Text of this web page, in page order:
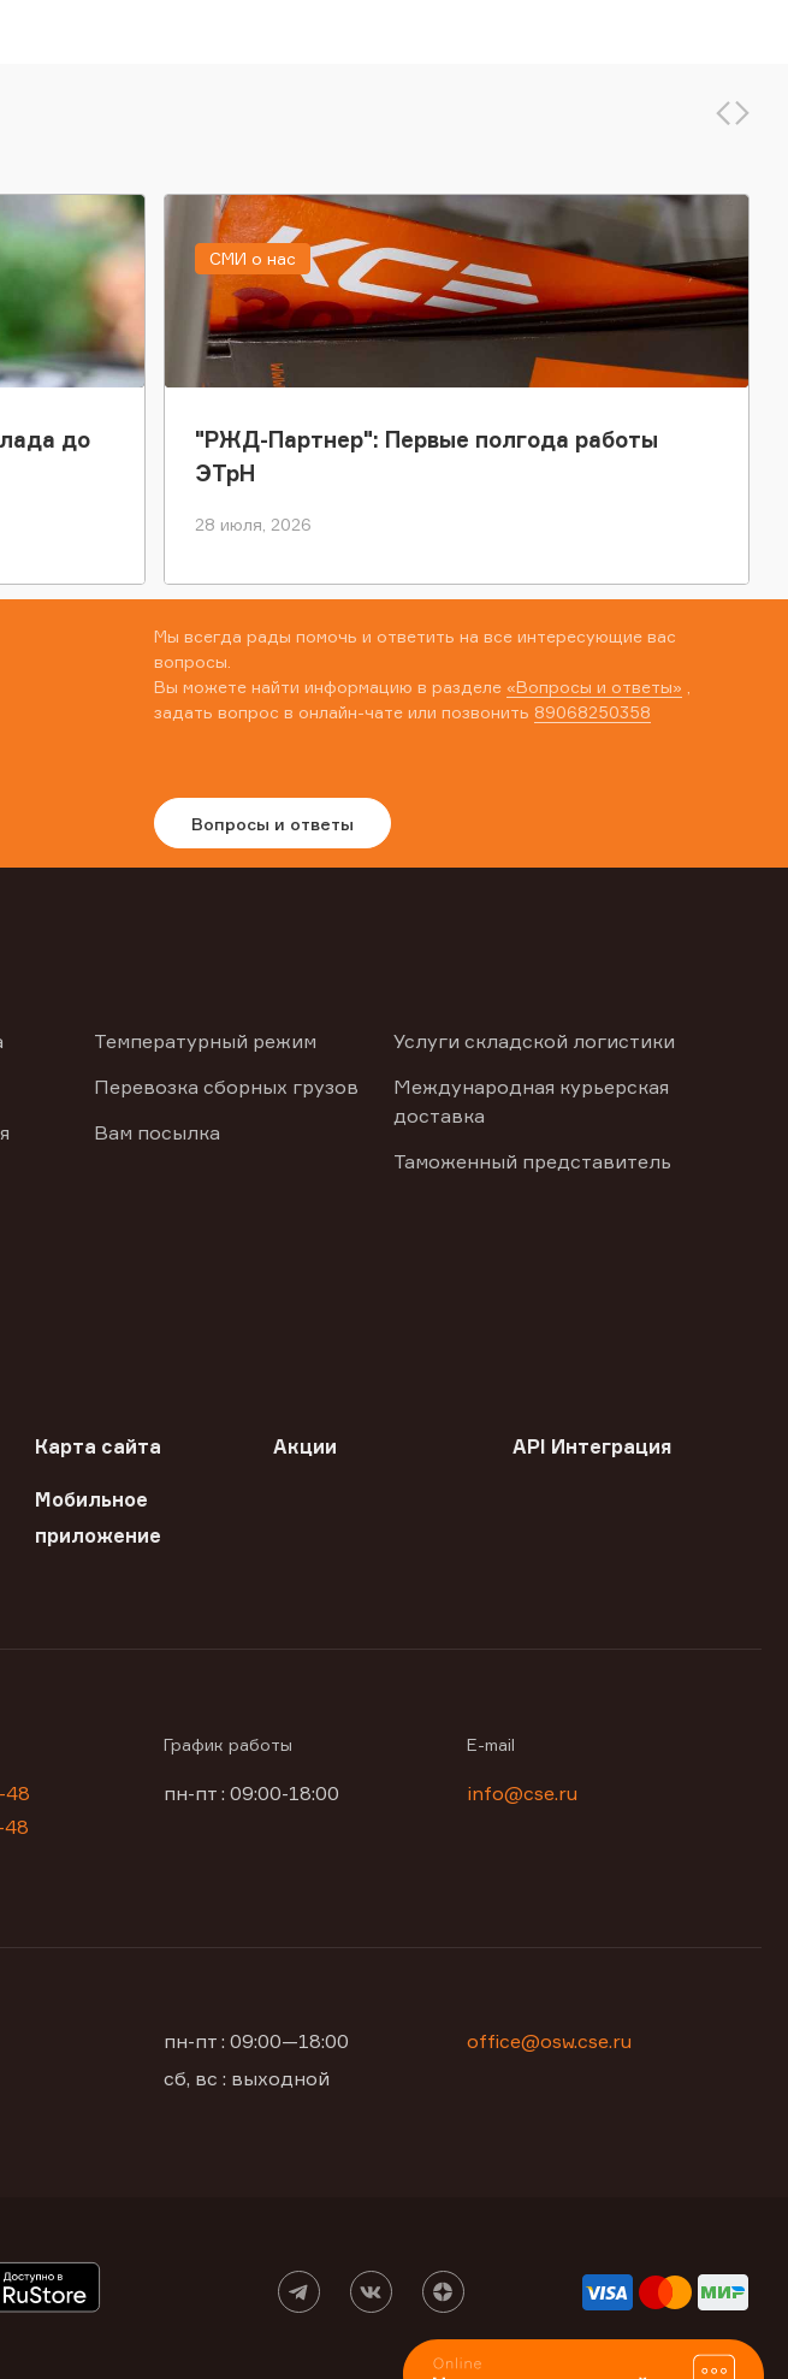
до
"РЖД-Партнер": Первые полгода работы
ЭТрН
28 июля, 2026
СМИ о нас
Мы всегда рады помочь и ответить на все интересующие вас
вопросы.
Вы можете найти информацию в разделе «Вопросы и ответы»
задать вопрос в онлайн-чате или позвонить 89068250358
Вопросы и ответы
Температурный режим
Перевозка сборных грузов
Вам посылка
Услуги складской логистики
Международная курьерская
доставка
Таможенный представитель
Карта сайта Акции API Интеграция
Мобильное
приложение
48
48
График работы
пн-пт : 09:00-18:00
E-mail
info@cse.ru
пн-пт : 09:00—18:00
сб, вс : выходной
office@osw.cse.ru